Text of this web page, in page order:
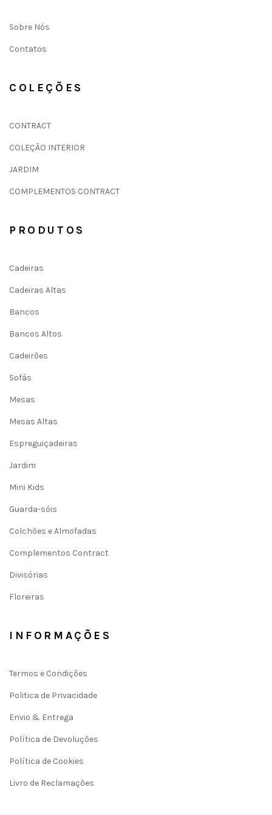
Sobre Nós
Contatos
COLEÇÕES
CONTRACT
COLEÇÃO INTERIOR
JARDIM
COMPLEMENTOS CONTRACT
PRODUTOS
Cadeiras
Cadeiras Altas
Bancos
Bancos Altos
Cadeirões
Sofás
Mesas
Mesas Altas
Espreguiçadeiras
Jardim
Mini Kids
Guarda-sóis
Colchões e Almofadas
Complementos Contract
Divisórias
Floreiras
INFORMAÇÕES
Termos e Condições
Politica de Privacidade
Envio & Entrega
Política de Devoluções
Política de Cookies
Livro de Reclamações